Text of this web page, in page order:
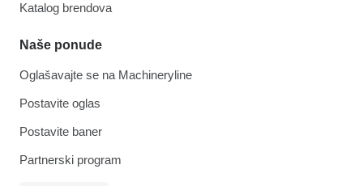
Katalog brendova
Naše ponude
Oglašavajte se na Machineryline
Postavite oglas
Postavite baner
Partnerski program